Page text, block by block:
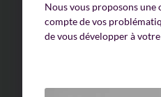
Nous vous proposons
compte de vos
de vous développer à